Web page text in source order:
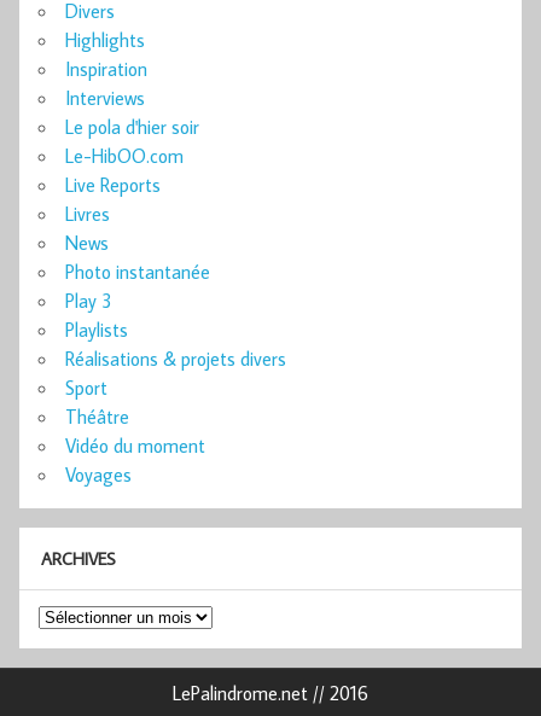
Divers
Highlights
Inspiration
Interviews
Le pola d'hier soir
Le-HibOO.com
Live Reports
Livres
News
Photo instantanée
Play 3
Playlists
Réalisations & projets divers
Sport
Théâtre
Vidéo du moment
Voyages
ARCHIVES
Archives
LePalindrome.net // 2016